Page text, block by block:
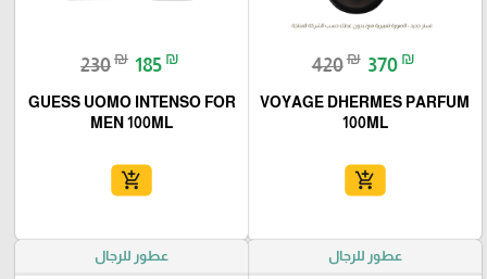
420₪ 370 ₪
VOYAGE DHERMES PARFUM
100ML
add_shopping_cart
230₪ 185 ₪
GUESS UOMO INTENSO FOR
MEN 100ML
add_shopping_cart
عطور للرجال عطور للرجال